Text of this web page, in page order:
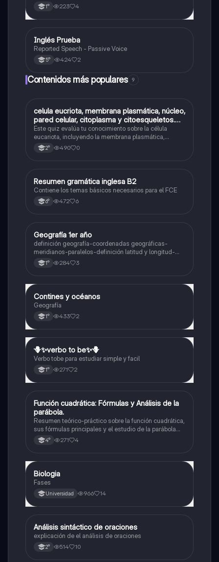
1° 223 4
IInglés
Inglés Prueba
Reported Speech - Passive Voice
5° 424 2
Contenidos más populares 9
CBiología
celula eucriota, membrana plasmática, núcleo,
pared celular, citoplasma y citoesqueletos.
nombre se las partes de la celula eucariota
Este quiz evalúa tu conocimiento sobre la célula
eucariota, incluyendo la membrana plasmática,
núcleo, pared celular, citoplasma y citoesqueleto.
2° 490 0
Inglés
Resumen gramática inglesa B2
Contiene los temas básicos necesarios para el FCE
6° 472 6
Geografía
Geografía 1er año
definición geografía-coordenadas geográficas-
meridianos-paralelos-definición latitud y longitud-
elementos del mapa-definición mapa-localización
relativa y absoluta
1° 284 3
Geografía
Contines y océanos
Geografía
1° 433 2
Inglés
🪻✨️verbo to be✨️🪻
Verbo tobe para estudiar simple y facil
1° 271 2
Matemáticas
Función cuadrática: Fórmulas y Análisis de la
parábola.
Resumen teórico-práctico sobre la función cuadrática,
sus fórmulas principales y el estudio de la parábola
como representación gráfica.Incluye desarrollo de la
forma general, cálculo de raíces, vértice y elementos
4° 271 4
Biología
Biologia
Fases
Universidad 966 14
Lengua
Análisis sintáctico de oraciones
explicación de el análisis de oraciones
2° 514 10